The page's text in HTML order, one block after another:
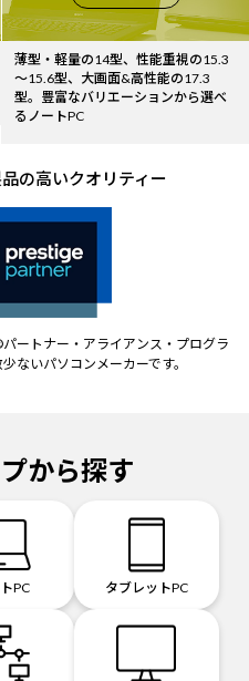
薄型・軽量の14型、性能重視の15.3
～15.6型、大画面&高性能の17.3
型。豊富なバリエーションから選べ
るノートPC
の高いクオリティー
ートナー・アライアンス・プログラ
ないパソコンメーカーです。
から探す
PC タブレットPC